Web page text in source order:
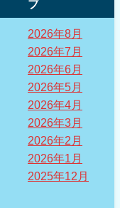
ブ
2026年8月
2026年7月
2026年6月
2026年5月
2026年4月
2026年3月
2026年2月
2026年1月
2025年12月